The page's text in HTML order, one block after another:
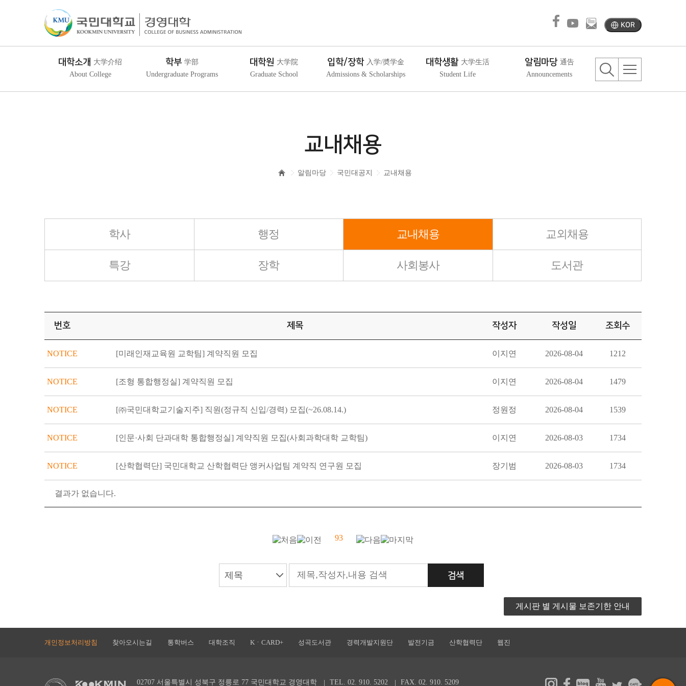
KOR
대학소개 大学介绍
About College
학부 学部
Undergraduate Programs
대학원 大学院
Graduate School
입학/장학 入学/奬学金
Admissions & Scholarships
대학생활 大学生活
Student Life
알림마당 通告
Announcements
교내채용
알림마당 국민대공지 교내채용
학사 행정 교내채용 교외채용
특강 장학 사회봉사 도서관
번호 제목 작성자 작성일 조회수
NOTICE [미래인재교육원 교학팀] 계약직원 모집 이지연 2026-08-04 1212
NOTICE [조형 통합행정실] 계약직원 모집 이지연 2026-08-04 1479
NOTICE [㈜국민대학교기술지주] 직원(정규직 신입/경력) 모집(~26.08.14.) 정원정 2026-08-04 1539
NOTICE [인문·사회 단과대학 통합행정실] 계약직원 모집(사회과학대학 교학팀) 이지연 2026-08-03 1734
NOTICE [산학협력단] 국민대학교 산학협력단 앵커사업팀 계약직 연구원 모집 장기범 2026-08-03 1734
결과가 없습니다.
93
게시판 별 게시물 보존기한 안내
개인정보처리방침 찾아오시는길 통학버스 대학조직 KㆍCARD+ 성곡도서관 경력개발지원단 발전기금 산학협력단 웹진
02707 서울특별시 성북구 정릉로 77 국민대학교 경영대학 TEL. 02. 910. 5202 FAX. 02. 910. 5209